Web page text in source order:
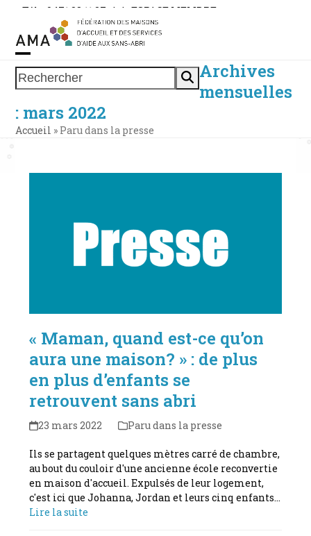
Skip
content
Tél. : 0471 38 11 37 | | ESPACE MEMBRE
Rechercher
Open
mobile
menu
Close
mobile
menu
Archives
mensuelles
: mars 2022
Accueil » Paru dans la presse
« Maman, quand est-ce qu’on
aura une maison? » : de plus
en plus d’enfants se
retrouvent sans abri
23 mars 2022 Paru dans la presse
Ils se partagent quelques mètres carré de chambre,
au bout du couloir d'une ancienne école reconvertie
en maison d'accueil. Expulsés de leur logement,
c'est ici que Johanna, Jordan et leurs cinq enfants…
Lire la suite